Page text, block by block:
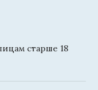
старше 18